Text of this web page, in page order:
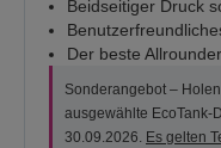
Beidseitiger Druck
Der beste Allrounder
Sonderangebot –
ausgewählte EcoTank-
30.09.2026. Es gelten